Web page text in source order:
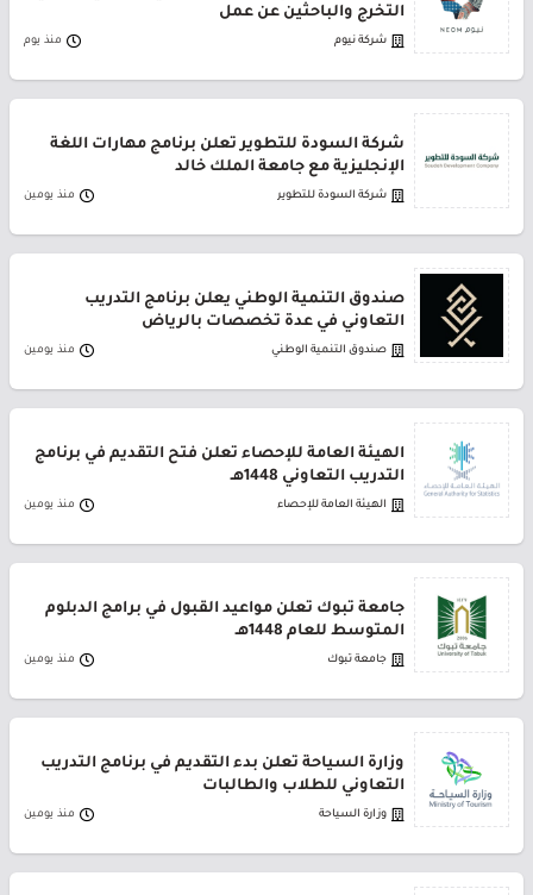
التخرج والباحثين عن عمل
شركة نيوم منذ يوم
شركة السودة للتطوير تعلن برنامج مهارات اللغة
الإنجليزية مع جامعة الملك خالد
شركة السودة للتطوير منذ يومين
صندوق التنمية الوطني يعلن برنامج التدريب
التعاوني في عدة تخصصات بالرياض
صندوق التنمية الوطني منذ يومين
الهيئة العامة للإحصاء تعلن فتح التقديم في برنامج
التدريب التعاوني 1448هـ
الهيئة العامة للإحصاء منذ يومين
جامعة تبوك تعلن مواعيد القبول في برامج الدبلوم
المتوسط للعام 1448هـ
جامعة تبوك منذ يومين
وزارة السياحة تعلن بدء التقديم في برنامج التدريب
التعاوني للطلاب والطالبات
وزارة السياحة منذ يومين